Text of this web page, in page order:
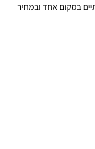
במקום אחד ובמחיר